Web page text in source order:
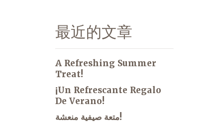
最近的文章
A Refreshing Summer
Treat!
¡Un Refrescante Regalo
De Verano!
متعة صيفية منعشة!